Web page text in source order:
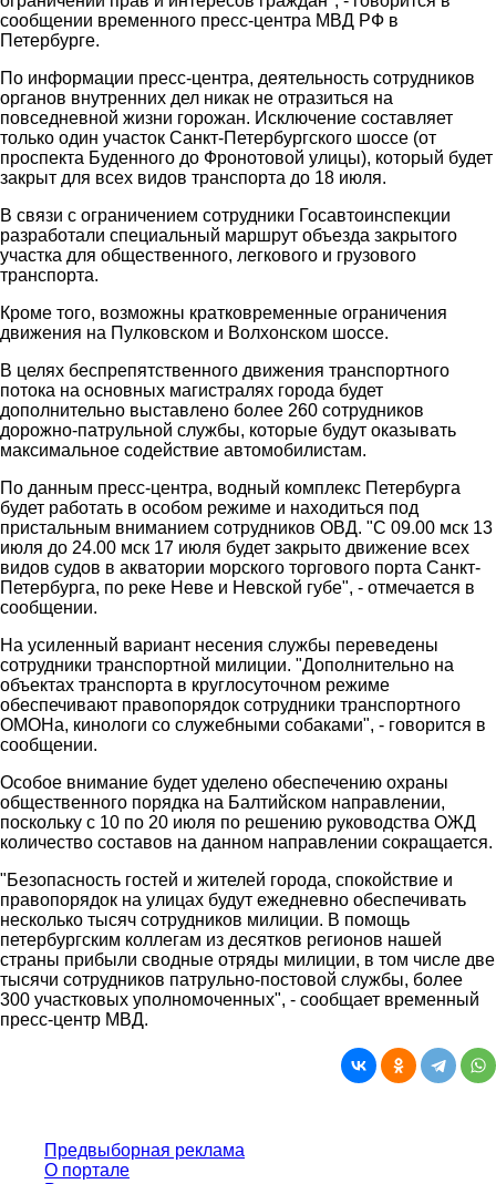
сообщении временного пресс-центра МВД РФ в
Петербурге.
По информации пресс-центра, деятельность сотрудников
органов внутренних дел никак не отразиться на
повседневной жизни горожан. Исключение составляет
только один участок Санкт-Петербургского шоссе (от
проспекта Буденного до Фронотовой улицы), который будет
закрыт для всех видов транспорта до 18 июля.
В связи с ограничением сотрудники Госавтоинспекции
разработали специальный маршрут объезда закрытого
участка для общественного, легкового и грузового
транспорта.
Кроме того, возможны кратковременные ограничения
движения на Пулковском и Волхонском шоссе.
В целях беспрепятственного движения транспортного
потока на основных магистралях города будет
дополнительно выставлено более 260 сотрудников
дорожно-патрульной службы, которые будут оказывать
максимальное содействие автомобилистам.
По данным пресс-центра, водный комплекс Петербурга
будет работать в особом режиме и находиться под
пристальным вниманием сотрудников ОВД. "С 09.00 мск 13
июля до 24.00 мск 17 июля будет закрыто движение всех
видов судов в акватории морского торгового порта Санкт-
Петербурга, по реке Неве и Невской губе", - отмечается в
сообщении.
На усиленный вариант несения службы переведены
сотрудники транспортной милиции. "Дополнительно на
объектах транспорта в круглосуточном режиме
обеспечивают правопорядок сотрудники транспортного
ОМОНа, кинологи со служебными собаками", - говорится в
сообщении.
Особое внимание будет уделено обеспечению охраны
общественного порядка на Балтийском направлении,
поскольку с 10 по 20 июля по решению руководства ОЖД
количество составов на данном направлении сокращается.
"Безопасность гостей и жителей города, спокойствие и
правопорядок на улицах будут ежедневно обеспечивать
несколько тысяч сотрудников милиции. В помощь
петербургским коллегам из десятков регионов нашей
страны прибыли сводные отряды милиции, в том числе две
тысячи сотрудников патрульно-постовой службы, более
300 участковых уполномоченных", - сообщает временный
пресс-центр МВД.
Предвыборная реклама
О портале